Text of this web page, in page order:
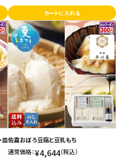
カートに入れる
皿佐嘉おぼろ豆腐と豆乳もち
通常価格：¥4,644（税込）